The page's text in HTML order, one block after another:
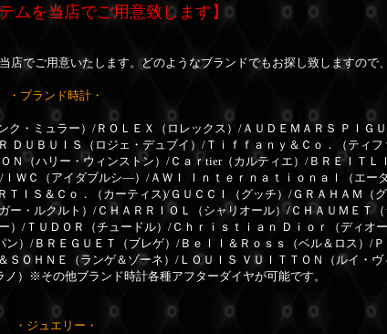
ムを当店でご用意致します】
でご用意いたします。どのようなブランドでもお探し致しますので
・ブランド時計・
・ミュラー）/ＲＯＬＥＸ（ロレックス）/ＡＵＤＥＭＡＲＳ ＰＩＧ
ＵＢＵＩＳ（ロジェ・デュブイ）/Ｔｉｆｆａｎｙ＆Ｃｏ．（ティ
（ハリー・ウィンストン）/Ｃａｒtier（カルティエ）/ＢＲＥＩＴＬ
ＷＣ（アイダブルシ―）/ＡＷＩ Ｉｎｔｅｒｎａｔｉｏｎａｌ（エー
ＩＳ＆Ｃｏ．（カーティス)/ＧＵＣＣＩ（グッチ）/ＧＲＡＨＡＭ（
・ルクルト）/ＣＨＡＲＲＩＯＬ（シャリオール）/ＣＨＡＵＭＥＴ
/ＴＵＤＯＲ（チュードル）/Ｃｈｒｉｓｔｉａｎ Ｄｉｏｒ（ディオ
）/ＢＲＥＧＵＥＴ（ブレゲ）/Ｂｅｌｌ＆Ｒｏｓｓ（ベル＆ロス）/
ＯＨＮＥ（ランゲ＆ゾーネ）/ＬＯＵＩＳ ＶＵＩＴＴＯＮ（ルイ・
）※その他ブランド時計各種アフターダイヤが可能です。
・ジュエリー・